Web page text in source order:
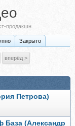
продакшн.
Закрыто
вперёд >
Петрова)
База (Александр